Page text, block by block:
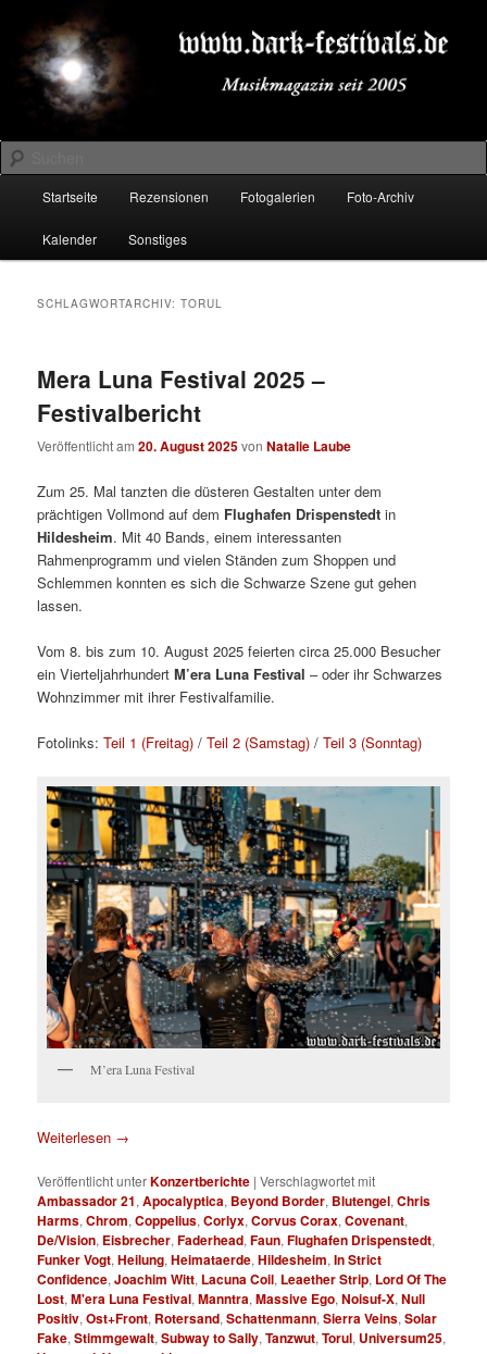
primären
Inhalt
springen
sekundären
Inhalt
springenDARK-FESTIVALS.DE
Suchen
Startseite Rezensionen Fotogalerien Foto-Archiv
Kalender Sonstiges
SCHLAGWORTARCHIV:TORUL
Mera Luna Festival 2025 –
Festivalbericht
Veröffentlicht am20. August 2025vonNatalie Laube
Zum 25. Mal tanzten die düsteren Gestalten unter dem
prächtigen Vollmond auf dem Flughafen Drispenstedt in
Hildesheim. Mit 40 Bands, einem interessanten
Rahmenprogramm und vielen Ständen zum Shoppen und
Schlemmen konnten es sich die Schwarze Szene gut gehen
lassen.
Vom 8. bis zum 10. August 2025 feierten circa 25.000 Besucher
ein VierteljahrhundertM’era Luna Festival – oder ihr Schwarzes
Wohnzimmer mit ihrer Festivalfamilie.
Fotolinks:Teil 1 (Freitag) /Teil 2 (Samstag) /Teil 3 (Sonntag)
M’era Luna Festival
Weiterlesen →
Veröffentlicht unterKonzertberichte |Verschlagwortet mit
Ambassador 21,Apocalyptica, Beyond Border, Blutengel,Chris
Harms,Chrom,Coppelius,Corlyx,Corvus Corax,Covenant,
De/Vision, Eisbrecher,Faderhead,Faun,Flughafen Drispenstedt,
Funker Vogt,Heilung,Heimataerde,Hildesheim,In Strict
Confidence,Joachim Witt, Lacuna Coil, Leaether Strip, Lord Of The
Lost,M'era Luna Festival,Manntra,Massive Ego,Noisuf-X,Null
Positiv,Ost+Front, Rotersand,Schattenmann,Sierra Veins,Solar
Fake,Stimmgewalt,Subway to Sally,Tanzwut,Torul, Universum25,